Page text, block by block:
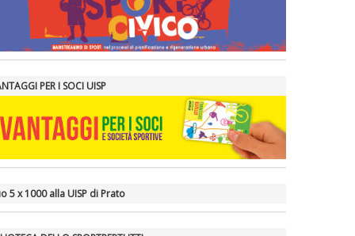
PER I SOCI UISP
5 x 1000 alla UISP di Prato